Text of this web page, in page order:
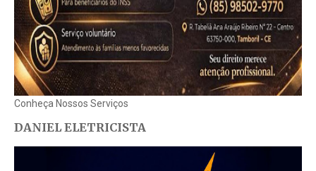
Conheça Nossos Serviços
DANIEL ELETRICISTA